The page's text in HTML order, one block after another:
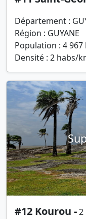
Département :
Région : GUYANE
Population : 4
Densité : 2 habs/
#12 Kourou -2